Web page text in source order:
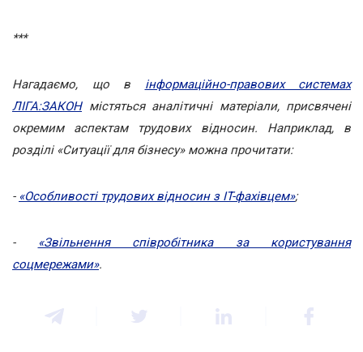
***
Нагадаємо, що в інформаційно-правових системах
ЛІГА:ЗАКОНмістяться аналітичні матеріали, присвячені
окремим аспектам трудових відносин. Наприклад, в
розділі «Ситуації для бізнесу» можна прочитати:
- «Особливості трудових відносин з IT-фахівцем»;
-
«Звільнення співробітника за користування
соцмережами».